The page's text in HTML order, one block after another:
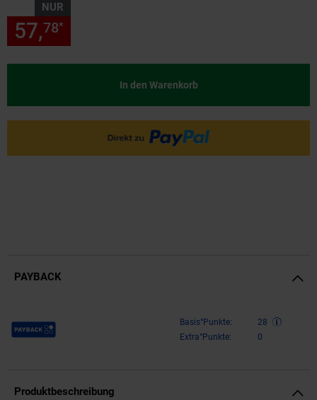
NUR
57,78*
In den Warenkorb
PAYBACK
Payback Punkte Basis°Punkte:
28
Extra°Punkte:
0
Produktbeschreibung